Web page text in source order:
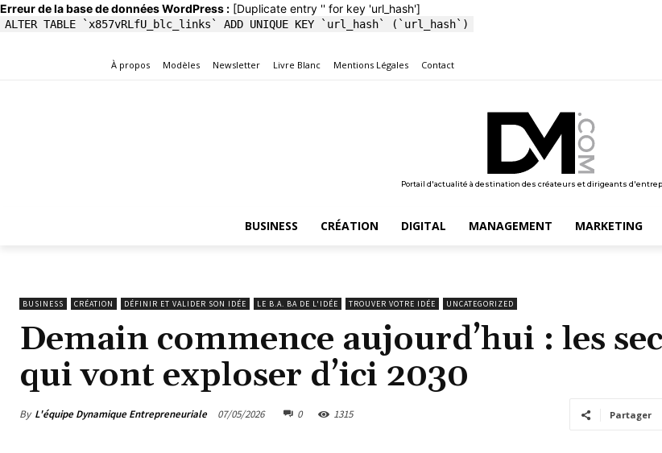
Erreur de la base de données WordPress : [Duplicate entry '' for key 'url_hash']
ALTER TABLE `x857vRLfU_blc_links` ADD UNIQUE KEY `url_hash` (`url_hash`)
À propos Modèles Newsletter Livre Blanc Mentions Légales Contact
Portail d'actualité à destination des créateurs et dirigeants
BUSINESS CRÉATION DIGITAL MANAGEMENT MARKETING
BUSINESS CRÉATION DÉFINIR ET VALIDER SON IDÉE LE B.A. BA DE L'IDÉE TROUVER VOTRE IDÉE UNCATEGORIZED
Demain commence aujourd’hui : les
qui vont exploser d’ici 2030
By L'équipe Dynamique Entrepreneuriale 07/05/2026 0 1315 Partager